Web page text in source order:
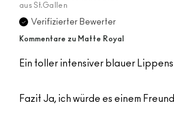
aus St.Gallen
Verifizierter Bewerter
Kommentare zu Matte Royal
Ein toller intensiver blauer
Fazit Ja, ich würde es einem